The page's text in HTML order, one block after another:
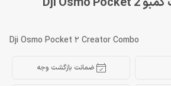
Dji Osmo Pocket 2 Creator Combo
ضمانت بازگشت وجه